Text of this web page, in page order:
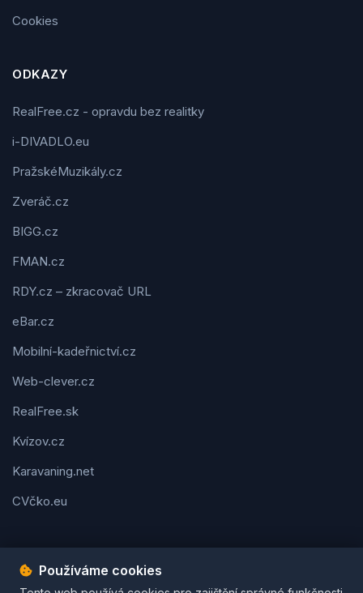
Cookies
ODKAZY
RealFree.cz - opravdu bez realitky
i-DIVADLO.eu
PražskéMuzikály.cz
Zveráč.cz
BIGG.cz
FMAN.cz
RDY.cz – zkracovač URL
eBar.cz
Mobilní-kadeřnictví.cz
Web-clever.cz
RealFree.sk
Kvízov.cz
Karavaning.net
CVčko.eu
Používáme cookies